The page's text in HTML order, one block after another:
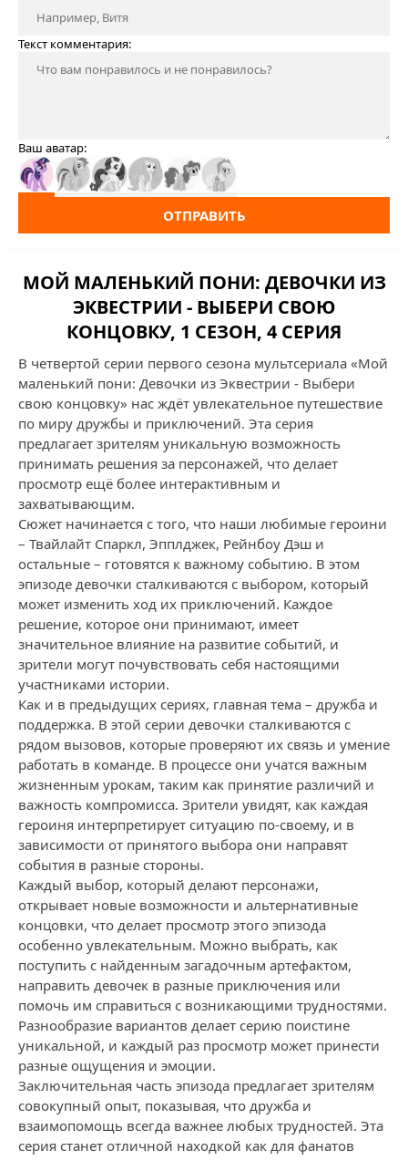
Текст комментария:
Ваш аватар:
ОТПРАВИТЬ
МОЙ МАЛЕНЬКИЙ ПОНИ: ДЕВОЧКИ ИЗ
ЭКВЕСТРИИ - ВЫБЕРИ СВОЮ
КОНЦОВКУ, 1 СЕЗОН, 4 СЕРИЯ
В четвертой серии первого сезона мультсериала «Мой
маленький пони: Девочки из Эквестрии - Выбери
свою концовку» нас ждёт увлекательное путешествие
по миру дружбы и приключений. Эта серия
предлагает зрителям уникальную возможность
принимать решения за персонажей, что делает
просмотр ещё более интерактивным и
захватывающим.
Сюжет начинается с того, что наши любимые героини
– Твайлайт Спаркл, Эпплджек, Рейнбоу Дэш и
остальные – готовятся к важному событию. В этом
эпизоде девочки сталкиваются с выбором, который
может изменить ход их приключений. Каждое
решение, которое они принимают, имеет
значительное влияние на развитие событий, и
зрители могут почувствовать себя настоящими
участниками истории.
Как и в предыдущих сериях, главная тема – дружба и
поддержка. В этой серии девочки сталкиваются с
рядом вызовов, которые проверяют их связь и умение
работать в команде. В процессе они учатся важным
жизненным урокам, таким как принятие различий и
важность компромисса. Зрители увидят, как каждая
героиня интерпретирует ситуацию по-своему, и в
зависимости от принятого выбора они направят
события в разные стороны.
Каждый выбор, который делают персонажи,
открывает новые возможности и альтернативные
концовки, что делает просмотр этого эпизода
особенно увлекательным. Можно выбрать, как
поступить с найденным загадочным артефактом,
направить девочек в разные приключения или
помочь им справиться с возникающими трудностями.
Разнообразие вариантов делает серию поистине
уникальной, и каждый раз просмотр может принести
разные ощущения и эмоции.
Заключительная часть эпизода предлагает зрителям
совокупный опыт, показывая, что дружба и
взаимопомощь всегда важнее любых трудностей. Эта
серия станет отличной находкой как для фанатов